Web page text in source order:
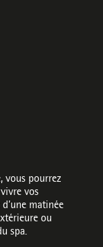
vous pourrez
vos
matinée
ou
spa.